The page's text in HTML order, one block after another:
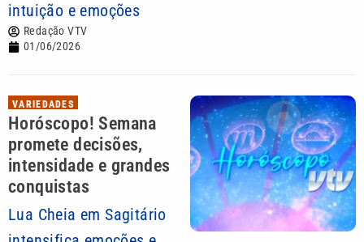
intuição e emoções
Redação VTV
01/06/2026
VARIEDADES
Horóscopo! Semana
promete decisões,
intensidade e grandes
conquistas
Lua Cheia em Sagitário